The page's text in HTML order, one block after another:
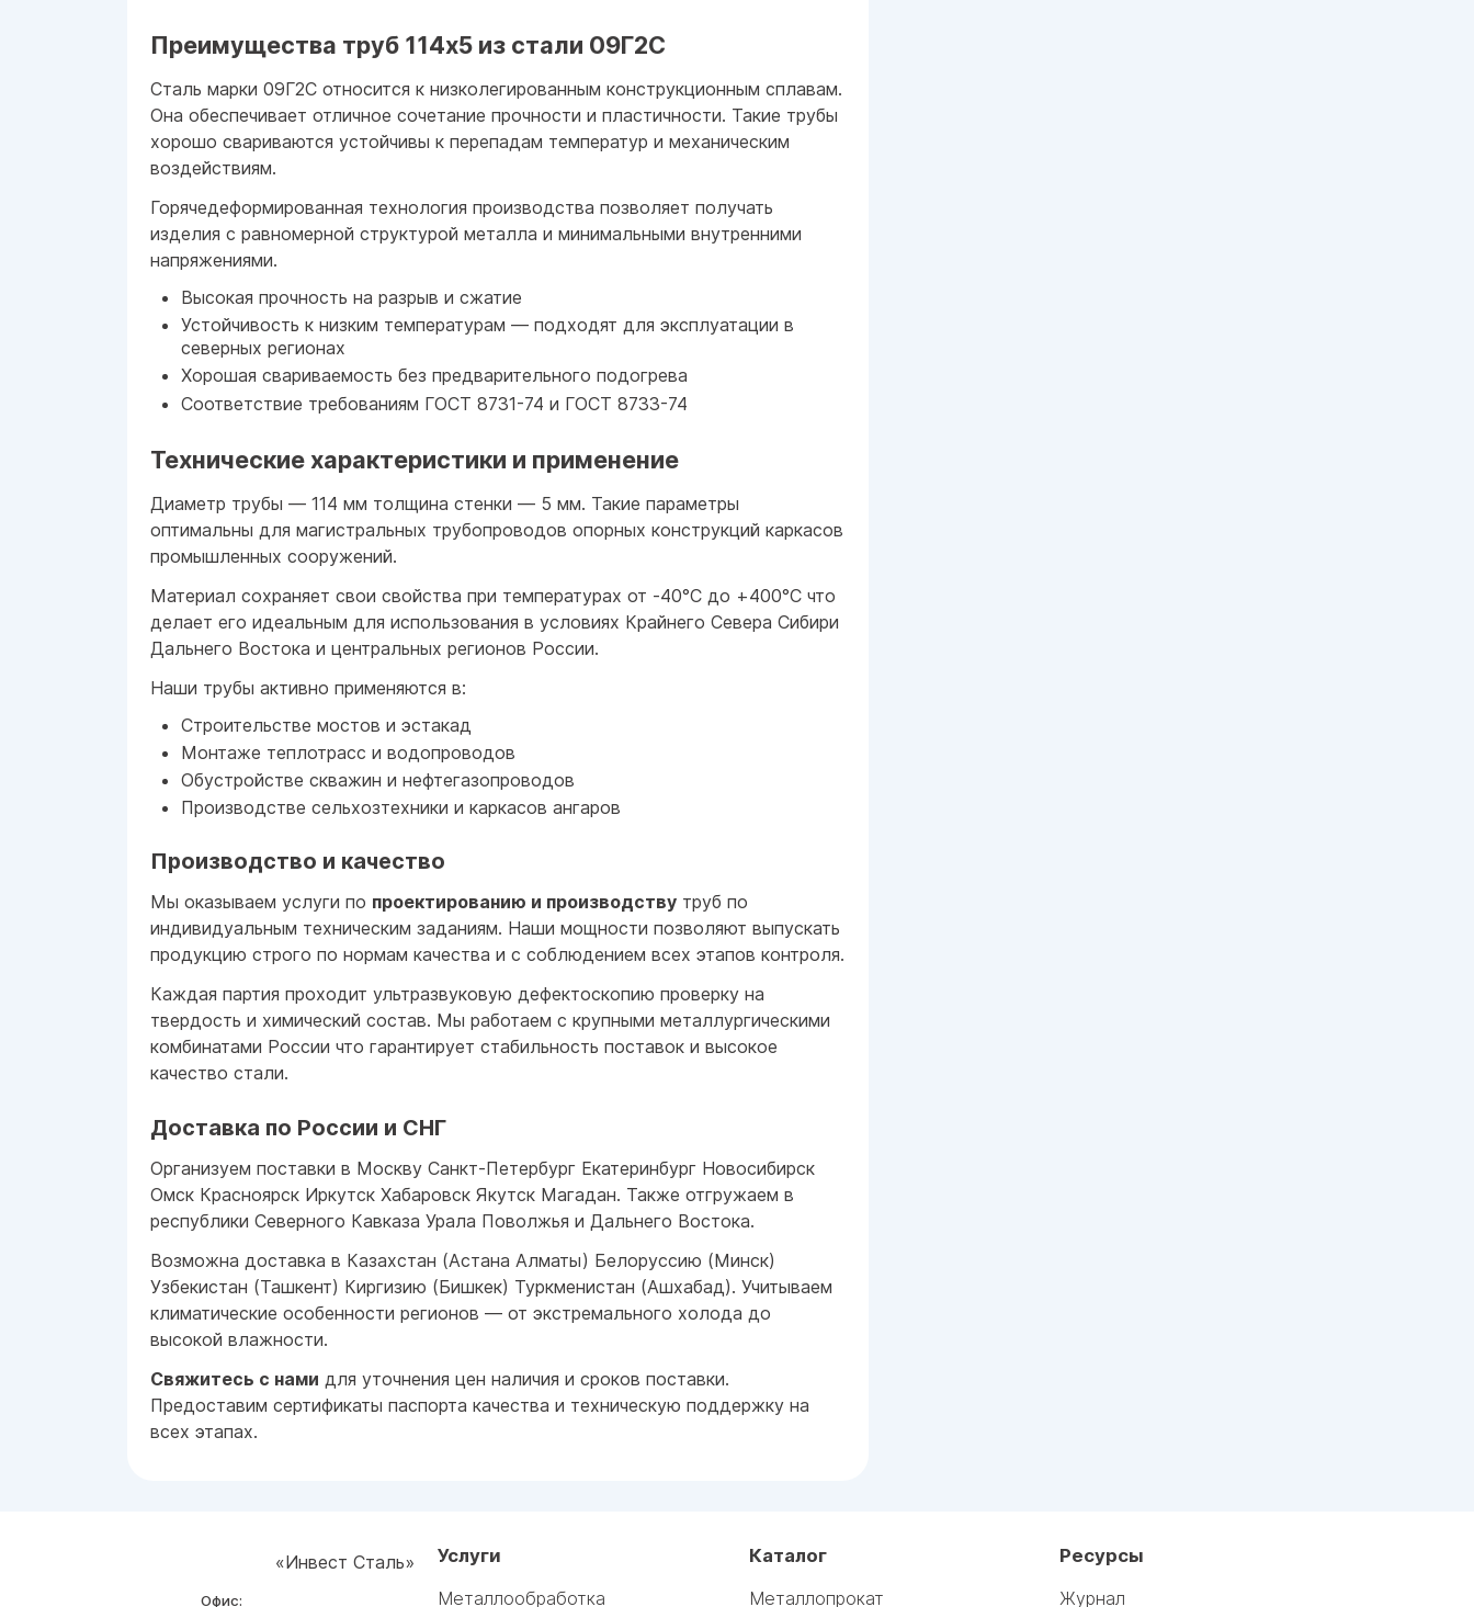
Преимущества труб 114x5 из стали 09Г2С
Сталь марки 09Г2С относится к низколегированным конструкционным сплавам.
Она обеспечивает отличное сочетание прочности и пластичности. Такие трубы
хорошо свариваются устойчивы к перепадам температур и механическим
воздействиям.
Горячедеформированная технология производства позволяет получать
изделия с равномерной структурой металла и минимальными внутренними
напряжениями.
Высокая прочность на разрыв и сжатие
Устойчивость к низким температурам — подходят для эксплуатации в
северных регионах
Хорошая свариваемость без предварительного подогрева
Соответствие требованиям ГОСТ 8731-74 и ГОСТ 8733-74
Технические характеристики и применение
Диаметр трубы — 114 мм толщина стенки — 5 мм. Такие параметры
оптимальны для магистральных трубопроводов опорных конструкций каркасов
промышленных сооружений.
Материал сохраняет свои свойства при температурах от -40°C до +400°C что
делает его идеальным для использования в условиях Крайнего Севера Сибири
Дальнего Востока и центральных регионов России.
Наши трубы активно применяются в:
Строительстве мостов и эстакад
Монтаже теплотрасс и водопроводов
Обустройстве скважин и нефтегазопроводов
Производстве сельхозтехники и каркасов ангаров
Производство и качество
Мы оказываем услуги по проектированию и производству труб по
индивидуальным техническим заданиям. Наши мощности позволяют выпускать
продукцию строго по нормам качества и с соблюдением всех этапов контроля.
Каждая партия проходит ультразвуковую дефектоскопию проверку на
твердость и химический состав. Мы работаем с крупными металлургическими
комбинатами России что гарантирует стабильность поставок и высокое
качество стали.
Доставка по России и СНГ
Организуем поставки в Москву Санкт-Петербург Екатеринбург Новосибирск
Омск Красноярск Иркутск Хабаровск Якутск Магадан. Также отгружаем в
республики Северного Кавказа Урала Поволжья и Дальнего Востока.
Возможна доставка в Казахстан (Астана Алматы) Белоруссию (Минск)
Узбекистан (Ташкент) Киргизию (Бишкек) Туркменистан (Ашхабад). Учитываем
климатические особенности регионов — от экстремального холода до
высокой влажности.
Свяжитесь с нами для уточнения цен наличия и сроков поставки.
Предоставим сертификаты паспорта качества и техническую поддержку на
всех этапах.
«Инвест Сталь»
Офис:
Услуги
Металлообработка
Каталог
Металлопрокат
Ресурсы
Журнал